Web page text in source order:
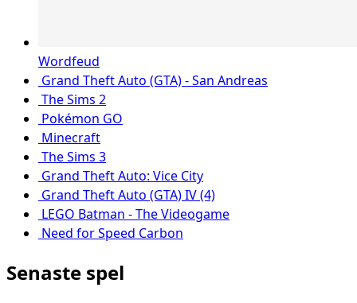
Wordfeud
Grand Theft Auto (GTA) - San Andreas
The Sims 2
Pokémon GO
Minecraft
The Sims 3
Grand Theft Auto: Vice City
Grand Theft Auto (GTA) IV (4)
LEGO Batman - The Videogame
Need for Speed Carbon
Senaste spel